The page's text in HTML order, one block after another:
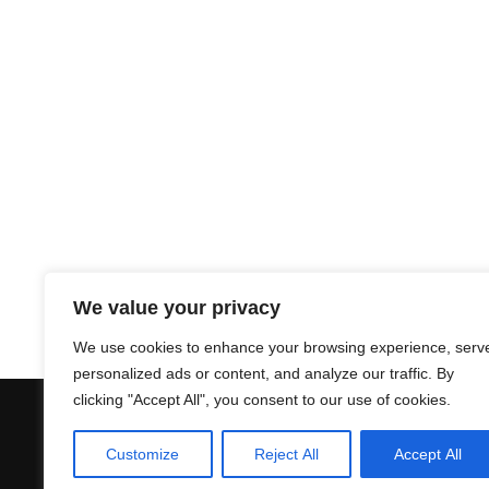
We value your privacy
We use cookies to enhance your browsing experience,
personalized ads or content, and analyze our traffic. By
clicking "Accept All", you consent to our use of cookies.
Customize Reject All Accept All